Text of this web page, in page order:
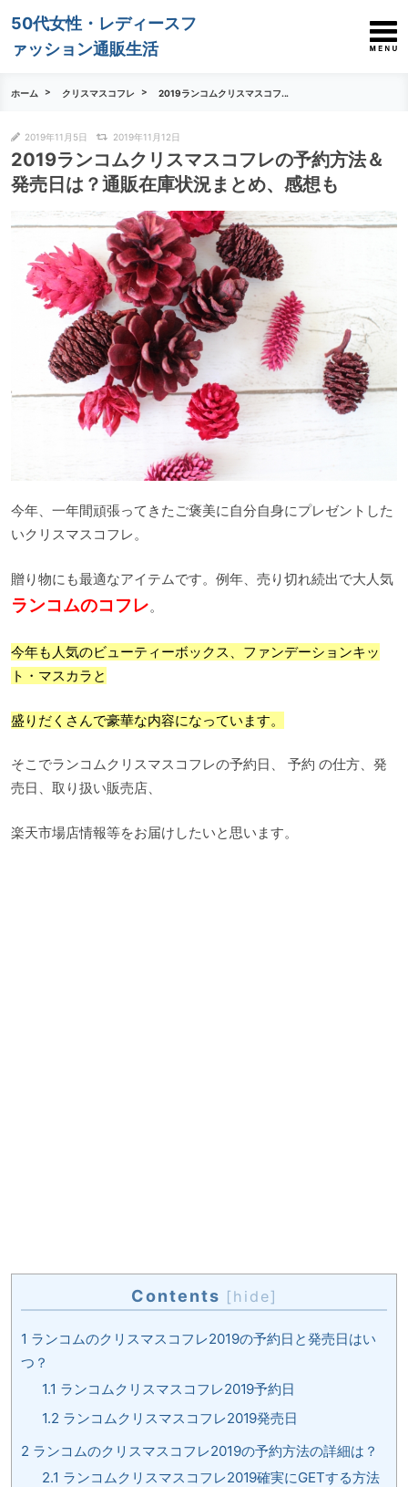
50代女性・レディースフ
ァッション通販生活
ホーム クリスマスコフレ 2019ランコムクリスマスコフ...
2019年11月5日 2019年11月12日
2019ランコムクリスマスコフレの予約方法＆
発売日は？通販在庫状況まとめ、感想も
今年、一年間頑張ってきたご褒美に自分自身にプレゼントした
いクリスマスコフレ。
贈り物にも最適なアイテムです。例年、売り切れ続出で大人気
ランコムのコフレ。
今年も人気のビューティーボックス、ファンデーションキッ
ト・マスカラと
盛りだくさんで豪華な内容になっています。
そこでランコムクリスマスコフレの予約日、 予約 の仕方、発
売日、取り扱い販売店、
楽天市場店情報等をお届けしたいと思います。
Contents [ hide]
1 ランコムのクリスマスコフレ2019の予約日と発売日はい
つ？
1.1 ランコムクリスマスコフレ2019予約日
1.2 ランコムクリスマスコフレ2019発売日
2 ランコムのクリスマスコフレ2019の予約方法の詳細は？
2.1 ランコムクリスマスコフレ2019確実にGETする方法